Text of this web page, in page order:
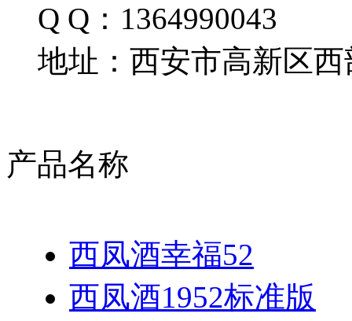
Q Q：1364990043
地址：西安市高新区西
产品名称
西凤酒幸福52
西凤酒1952标准版